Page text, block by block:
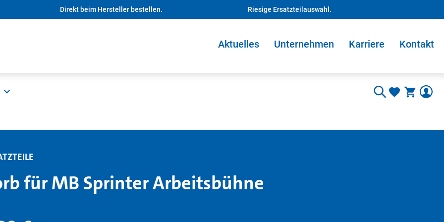
Direkt beim Hersteller bestellen. Riesige Ersatzteilauswahl.
Aktuelles Unternehmen Karriere Kontakt
für MB Sprinter Arbeitsbühne